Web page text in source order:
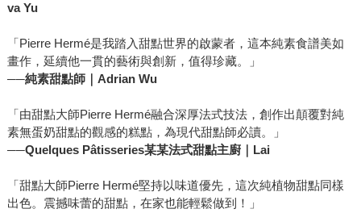
va Yu
「Pierre Hermé是我踏入甜點世界的啟蒙者，這本純素食譜美如
畫作，延續他一貫的藝術與創新，值得珍藏。」
──純素甜點師｜Adrian Wu
「由甜點大師Pierre Hermé融合深厚法式技法，創作出顛覆對純
素無蛋奶甜點的觀感的糕點，為現代甜點師必讀。」
──Quelques Pâtisseries某某法式甜點主廚｜Lai
「甜點大師Pierre Hermé堅持以味道優先，這次純植物甜點同樣
出色。震撼味蕾的甜點，在家也能輕鬆做到！」